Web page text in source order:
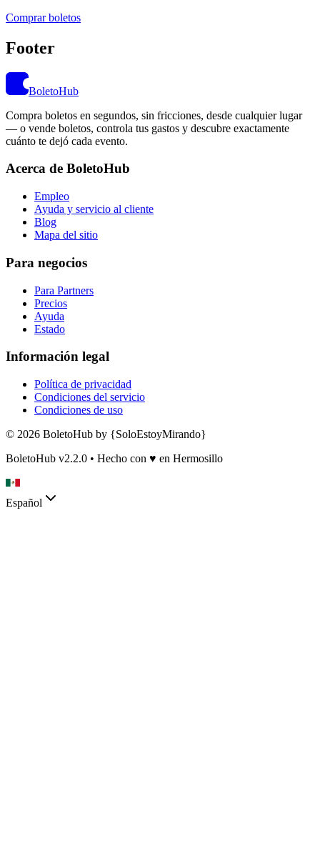
Comprar boletos
Footer
BoletoHub
Compra boletos en segundos, sin fricciones, desde cualquier lugar
— o vende boletos, controla tus gastos y descubre exactamente
cuánto te dejó cada evento.
Acerca de BoletoHub
Empleo
Ayuda y servicio al cliente
Blog
Mapa del sitio
Para negocios
Para Partners
Precios
Ayuda
Estado
Información legal
Política de privacidad
Condiciones del servicio
Condiciones de uso
© 2026 BoletoHub by {SoloEstoyMirando}
BoletoHub v2.2.0 • Hecho con ♥ en Hermosillo
Español